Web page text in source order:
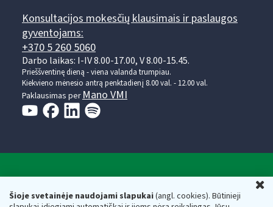
Šioje svetainėje naudojami slapukai(angl. cookies). Būtinieji
Konsultacijos mokesčių klausimais ir paslaugos
gyventojams:
+370 5 260 5060
Darbo laikas: I-IV 8.00-17.00, V 8.00-15.45.
Prieššventinę dieną - viena valanda trumpiau.
Kiekvieno mėnesio antrą penktadienį 8.00 val. - 12.00 val.
Paklausimas per Mano VMI
Respublikos finansų ministerijos